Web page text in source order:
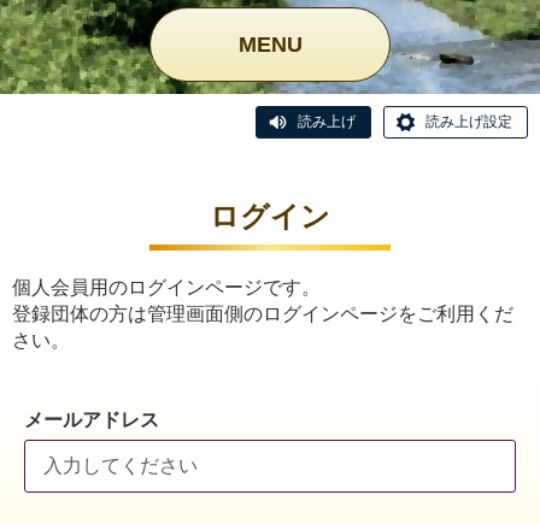
MENU
読み上げ 読み上げ設定
ログイン
個人会員用のログインページです。
登録団体の方は管理画面側のログインページをご利用くだ
さい。
メールアドレス